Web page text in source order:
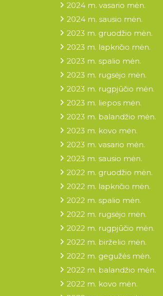
2024 m. vasario mėn.
2024 m. sausio mėn.
2023 m. gruodžio mėn.
2023 m. lapkričio mėn.
2023 m. spalio mėn.
2023 m. rugsėjo mėn.
2023 m. rugpjūčio mėn.
2023 m. liepos mėn.
2023 m. balandžio mėn.
2023 m. kovo mėn.
2023 m. vasario mėn.
2023 m. sausio mėn.
2022 m. gruodžio mėn.
2022 m. lapkričio mėn.
2022 m. spalio mėn.
2022 m. rugsėjo mėn.
2022 m. rugpjūčio mėn.
2022 m. birželio mėn.
2022 m. gegužės mėn.
2022 m. balandžio mėn.
2022 m. kovo mėn.